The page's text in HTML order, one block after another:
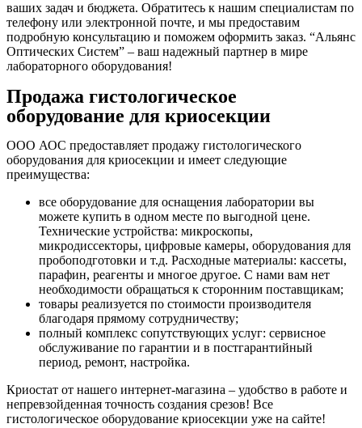
ваших задач и бюджета. Обратитесь к нашим специалистам по
телефону или электронной почте, и мы предоставим
подробную консультацию и поможем оформить заказ. “Альянс
Оптических Систем” – ваш надежный партнер в мире
лабораторного оборудования!
Продажа гистологическое
оборудование для криосекции
ООО АОС предоставляет продажу гистологического
оборудования для криосекции и имеет следующие
преимущества:
все оборудование для оснащения лаборатории вы
можете купить в одном месте по выгодной цене.
Технические устройства: микроскопы,
микродиссекторы, цифровые камеры, оборудования для
пробоподготовки и т.д. Расходные материалы: кассеты,
парафин, реагенты и многое другое. С нами вам нет
необходимости обращаться к сторонним поставщикам;
товары реализуется по стоимости производителя
благодаря прямому сотрудничеству;
полный комплекс сопутствующих услуг: сервисное
обслуживание по гарантии и в постгарантийный
период, ремонт, настройка.
Криостат от нашего интернет-магазина – удобство в работе и
непревзойденная точность создания срезов! Все
гистологическое оборудование криосекции уже на сайте!